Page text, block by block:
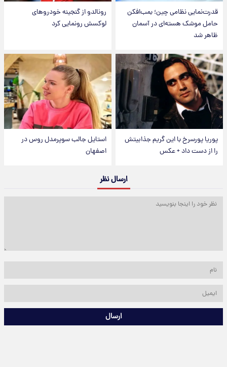
قدرت‌نمایی نظامی چین؛ بمب‌افکن
حامل موشک هسته‌ای در آسمان
ظاهر شد
رونالدو از گنجینه خودروهای
لوکسش رونمایی کرد
پوریا پورسرخ با این گریم جذابیتش
را از دست داد + عکس
استایل جالب سوپرمدل روس در
اصفهان
ارسال نظر
ارسال